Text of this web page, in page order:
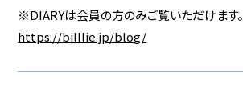
※DIARYは会員の方のみご覧いただけます。
https://billlie.jp/blog/